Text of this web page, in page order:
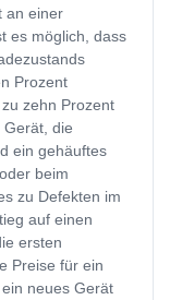
an einer
es möglich, dass
Prozent
zehn Prozent
die
ein gehäuftes
beim
zu Defekten im
auf einen
ersten
Preise für ein
neues Gerät